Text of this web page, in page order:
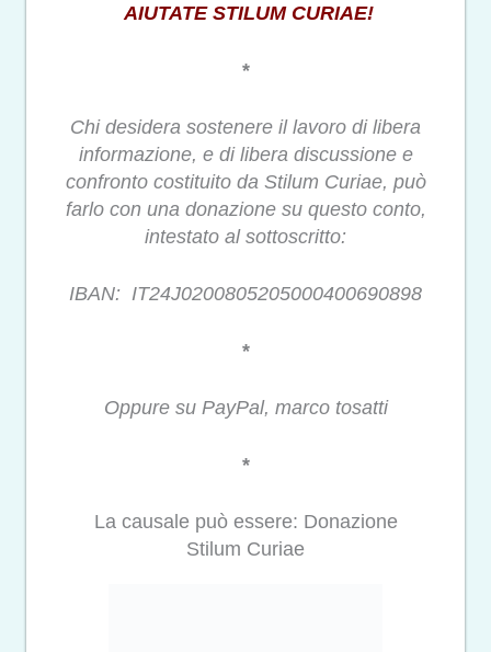
AIUTATE STILUM CURIAE!
*
Chi desidera sostenere il lavoro di libera
informazione, e di libera discussione e
confronto costituito da Stilum Curiae, può
farlo con una donazione su questo conto,
intestato al sottoscritto:
IBAN: IT24J0200805205000400690898
*
Oppure su PayPal, marco tosatti
*
La causale può essere: Donazione
Stilum Curiae